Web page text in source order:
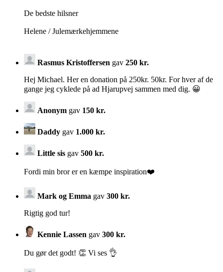
De bedste hilsner
Helene / Julemærkehjemmene
Rasmus Kristoffersen gav 250 kr.
Hej Michael. Her en donation på 250kr. 50kr. For hver af de
gange jeg cyklede på ad Hjarupvej sammen med dig. 😀
Anonym gav 150 kr.
Daddy gav 1.000 kr.
Little sis gav 500 kr.
Fordi min bror er en kæmpe inspiration❤️
Mark og Emma gav 300 kr.
Rigtig god tur!
Kennie Lassen gav 300 kr.
Du gør det godt! 👏 Vi ses 👌